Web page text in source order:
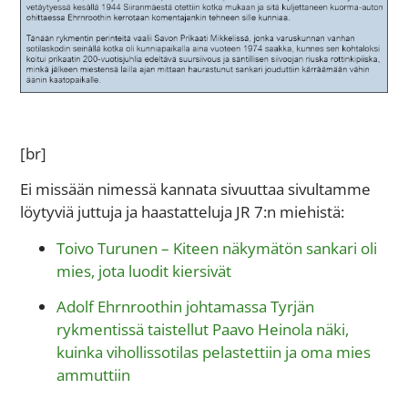
[br]
Ei missään nimessä kannata sivuuttaa sivultamme
löytyviä juttuja ja haastatteluja JR 7:n miehistä:
Toivo Turunen – Kiteen näkymätön sankari oli
mies, jota luodit kiersivät
Adolf Ehrnroothin johtamassa Tyrjän
rykmentissä taistellut Paavo Heinola näki,
kuinka vihollissotilas pelastettiin ja oma mies
ammuttiin